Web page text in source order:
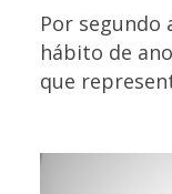
Por segundo
hábito de
que